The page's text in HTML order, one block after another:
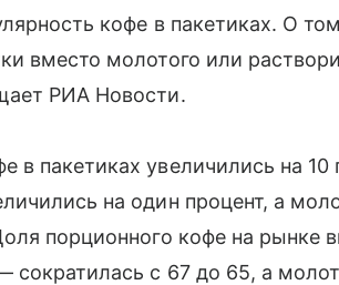
кофе в пакетиках. О
вместо молотого или
РИА Новости.
пакетиках увеличились на 10
на один процент, а
порционного кофе на рынке
сократилась с 67 до 65, а